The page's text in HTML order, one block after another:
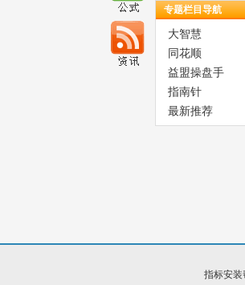
专题栏目导航
大智慧
同花顺
益盟操盘手
指南针
最新推荐
指标安装